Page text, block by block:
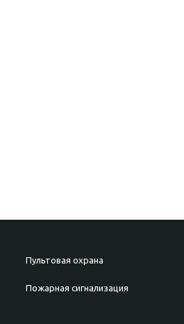
Пультовая охрана
Пожарная сигнализация